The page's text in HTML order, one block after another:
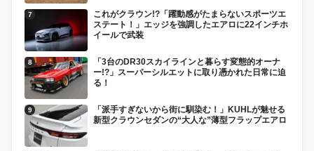
これがクラウン!?「躍動感がたまらないスポーツエ
ステート！」エッジを強調したエアロに22インチホ
イールで武装
「3台のDR30スカイラインと暮らす変態的オーナ
ー!?」スーパーシルエットに取り憑かれた日常に迫
る！
「派手すぎないから街に馴染む！」KUHLが魅せる
新型クラウンセダンの“大人な”薄型フラップエアロ